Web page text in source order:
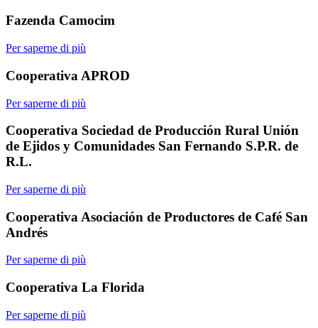
Fazenda Camocim
Per saperne di più
Cooperativa APROD
Per saperne di più
Cooperativa Sociedad de Producción Rural Unión
de Ejidos y Comunidades San Fernando S.P.R. de
R.L.
Per saperne di più
Cooperativa Asociación de Productores de Café San
Andrés
Per saperne di più
Cooperativa La Florida
Per saperne di più